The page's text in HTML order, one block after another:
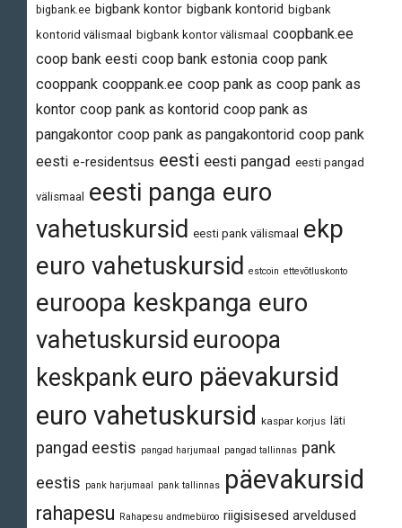
bigbank.ee bigbank kontor bigbank kontorid bigbank
kontorid välismaal
bigbank kontor välismaal coopbank.ee
coop bank eesti coop bank estonia coop pank
cooppank cooppank.ee coop pank as coop pank as
kontor coop pank as kontorid coop pank as
pangakontor coop pank as pangakontorid coop pank
eesti e-residentsus eesti eesti pangad eesti pangad
välismaal eesti panga euro
vahetuskursid eesti pank välismaal ekp
euro vahetuskursid
estcoin ettevõtluskonto
euroopa keskpanga euro
vahetuskursid euroopa
keskpankeuro päevakursid
euro vahetuskursid
kaspar korjus läti
pangad eestis pangad harjumaal pangad tallinnas pank
eestis pank harjumaal pank tallinnas päevakursid
rahapesu Rahapesu andmebüroo riigisisesed arveldused